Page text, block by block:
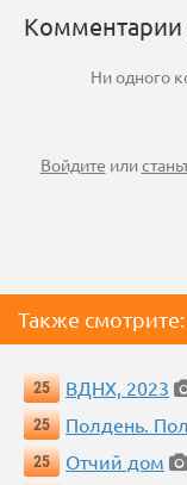
Комментарии
Ни одного
Войдите или
Также смотрите:
25 ВДНХ, 2023
25
Полдень.
25
Отчий дом